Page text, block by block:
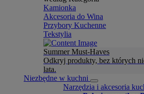
Kamionka
Akcesoria do Wina
Przybory Kuchenne
Tekstylia
Summer Must-Haves
Odkryj produkty, bez których
lata.
Niezbędne w kuchni
Narzędzia i akcesoria